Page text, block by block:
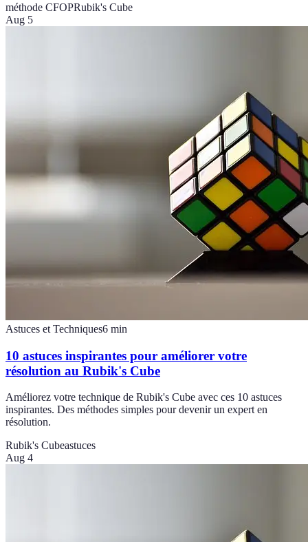
méthode CFOPRubik's Cube
Aug 5
Astuces et Techniques6 min
10 astuces inspirantes pour améliorer votre
résolution au Rubik's Cube
Améliorez votre technique de Rubik's Cube avec ces 10 astuces
inspirantes. Des méthodes simples pour devenir un expert en
résolution.
Rubik's Cubeastuces
Aug 4